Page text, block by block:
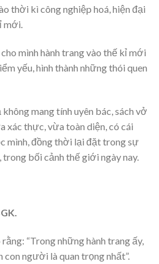
thời kì công nghiệp hoá, hiện đại
mới.
mình hành trang vào thế kỉ mới
yếu, hình thành những thói quen
mang tính uyên bác, sách vở
xác thực, vừa toàn diện, có cái
mình, đồng thời lại đặt trong sự
bối cảnh thế giới ngày nay.
“Trong những hành trang ấy,
con người là quan trọng nhất”.